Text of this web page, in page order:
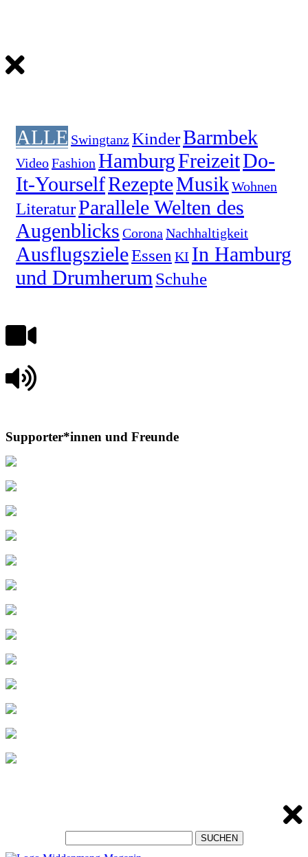
ALLE SwingtanzKinderBarmbek
VideoFashion HamburgFreizeitDo-
It-YourselfRezepteMusik Wohnen
LiteraturParallele Welten des
Augenblicks Corona Nachhaltigkeit
AusflugszieleEssen KI In Hamburg
und Drumherum Schuhe
Supporter*innen und Freunde